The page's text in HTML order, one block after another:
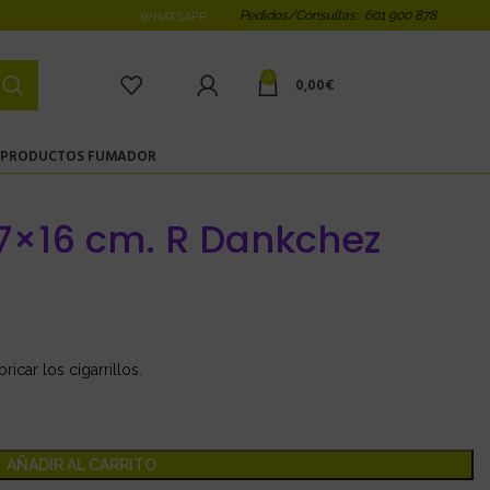
WHATSAPP Pedidos/Consultas: 601 900 878
0 0,00€
PRODUCTOS FUMADOR
cm. R Dankchez
los cigarrillos.
AÑADIR AL CARRITO